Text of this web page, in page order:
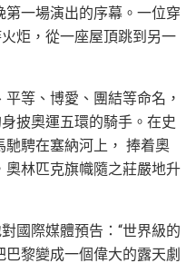
一場演出的序幕。一位穿
炬，從一座屋頂跳到另一
等、博愛、團結等命名，
披奧運五環的騎手。在史
騁在塞納河上， 捧着奧
林匹克旗幟隨之莊嚴地升
國際媒體預告：“世界級的
黎變成一個偉大的露天劇